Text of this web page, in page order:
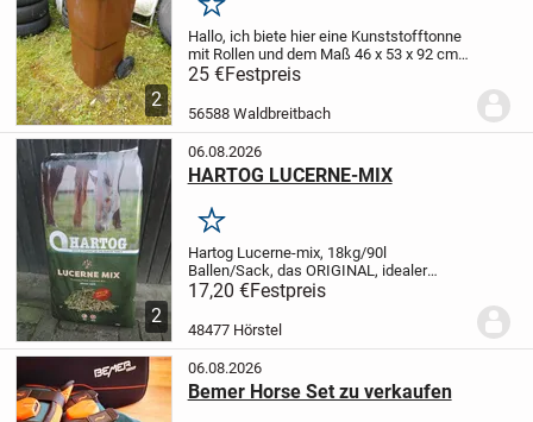
2
Merken
Hallo, ich biete hier eine Kunststofftonne
mit Rollen und dem Maß 46 x 53 x 92 cm
zum Kauf an. Das Innenmaß ist 36 x 36 x
50 cm. Die Tonne ist ohne Mängel,
sauber, geruchsfrei und kann als
Futtertonn...
25 €Festpreis
56588 Waldbreitbach
2
06.08.2026
HARTOG LUCERNE-MIX
Merken
Hartog Lucerne-mix, 18kg/90l
Ballen/Sack, das ORIGINAL, idealer
Raufutterersatz oder als gesunde Zugabe
Preis bei Abnahme von min. 21 Ballen
16,90 Euro/Stück inkl. MWSt und ab Lager
17,20 €Festpreis
48477 Hörstel
06.08.2026
Bemer Horse Set zu verkaufen